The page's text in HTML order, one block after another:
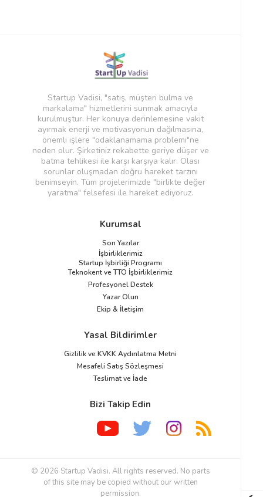
Startup Vadisi, "satış, müşteri bulma ve
markalama" hizmetlerini sunmak amacıyla
kurulmuştur. Her konuya derinlemesine vakit
ayırmak enerji ve motivasyonun dağılmasına,
önemli işlere "odaklanamama problemi"ne
neden olur. Şirketiniz rekabette geriye düşer ve
batma tehlikesi ile karşı karşıya kalır. Olası
sorunlar oluşmadan doğru hareket tarzını
benimseyin. Tüm projelerimizde "birlikte değer
yaratma" felsefesi ile hareket ediyoruz.
Kurumsal
Son Yazılar
İşbirliklerimiz
Startup İşbirliği Programı
Teknokent ve TTO İşbirliklerimiz
Profesyonel Destek
Yazar Olun
Ekip & İletişim
Yasal Bildirimler
Gizlilik ve KVKK Aydınlatma Metni
Mesafeli Satış Sözleşmesi
Teslimat ve İade
Bizi Takip Edin
© 2026 Startup Vadisi. All rights reserved. No parts
of this site may be copied without our written
permission.